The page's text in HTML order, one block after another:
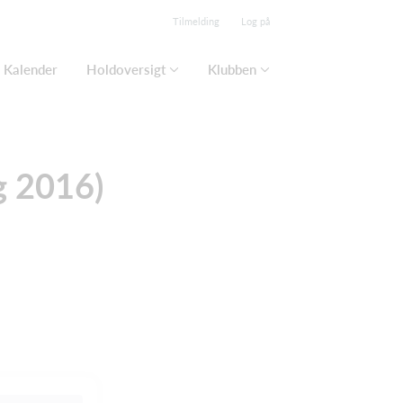
Tilmelding Log på
Kalender Holdoversigt Klubben
2016)